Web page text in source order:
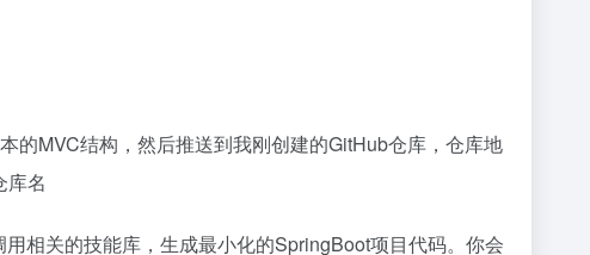
的MVC结构，然后推送到我刚创建的GitHub仓库，仓库地
库名
相关的技能库，生成最小化的SpringBoot项目代码。你会